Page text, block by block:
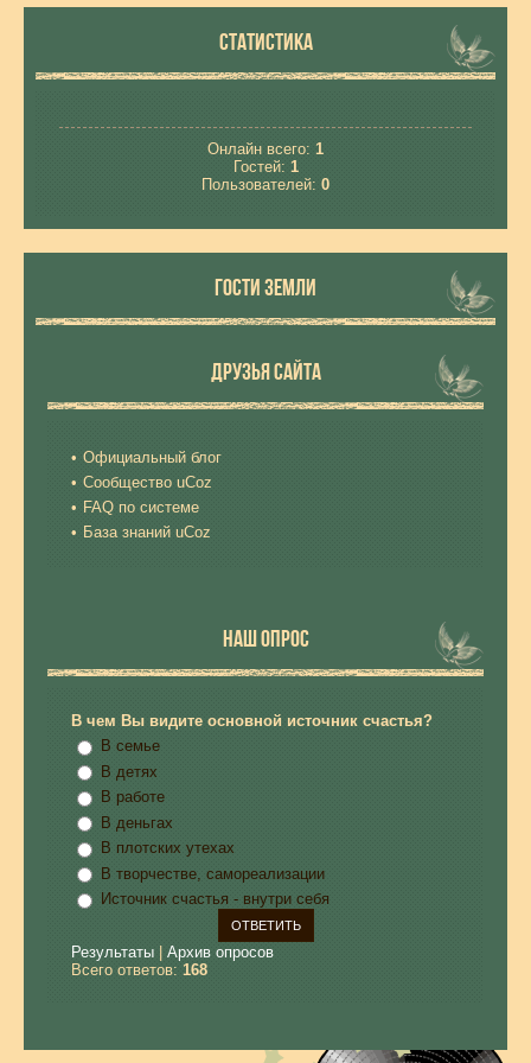
СТАТИСТИКА
Онлайн всего: 1
Гостей: 1
Пользователей: 0
ГОСТИ ЗЕМЛИ
ДРУЗЬЯ САЙТА
Официальный блог
Сообщество uCoz
FAQ по системе
База знаний uCoz
НАШ ОПРОС
В чем Вы видите основной источник счастья?
В семье
В детях
В работе
В деньгах
В плотских утехах
В творчестве, самореализации
Источник счастья - внутри себя
Результаты
Архив опросов
Всего ответов: 168